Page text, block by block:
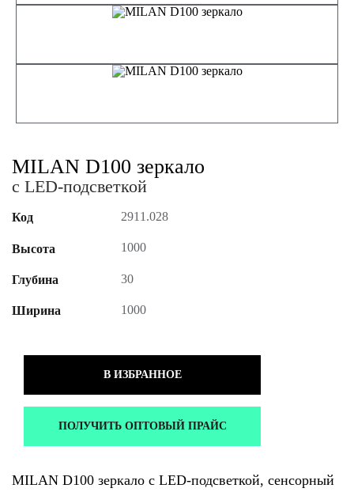
MILAN D100 зеркало
с LED-подсветкой
Код 2911.028
Высота 1000
Глубина 30
Ширина 1000
В ИЗБРАННОЕ
ПОЛУЧИТЬ ОПТОВЫЙ ПРАЙС
MILAN D100 зеркало с LED-подсветкой, сенсорный